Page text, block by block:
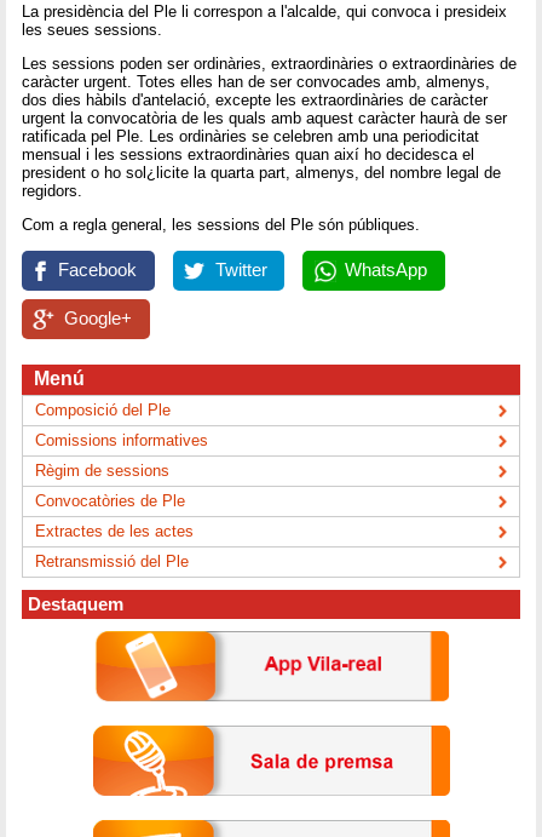
La presidència del Ple li correspon a l'alcalde, qui convoca i presideix
les seues sessions.
Les sessions poden ser ordinàries, extraordinàries o extraordinàries de
caràcter urgent. Totes elles han de ser convocades amb, almenys,
dos dies hàbils d'antelació, excepte les extraordinàries de caràcter
urgent la convocatòria de les quals amb aquest caràcter haurà de ser
ratificada pel Ple. Les ordinàries se celebren amb una periodicitat
mensual i les sessions extraordinàries quan així ho decidesca el
president o ho sol¿licite la quarta part, almenys, del nombre legal de
regidors.
Com a regla general, les sessions del Ple són públiques.
Facebook Twitter WhatsApp
Google+
Menú
Composició del Ple
Comissions informatives
Règim de sessions
Convocatòries de Ple
Extractes de les actes
Retransmissió del Ple
Destaquem